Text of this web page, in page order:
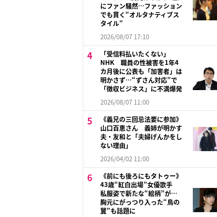
にファン騒然…ファッション
でも貫く“オルタナティブス
タイル”
2026/08/07 17:10
「受信料払いたくない」
NHK 職員の性被害を1年4
カ月後に公表も「加害者」は
明かさず…“ずさん対応”で
「徴収ビジネス」に不満爆発
2026/08/07 11:00
《義兄の三回忌法要に参加》
山口百恵さん 義姉が明かす
夫・友和と「夫婦げんかをし
ない理由」
2026/04/02 11:00
《前にも後ろにもタトゥー》
43歳“紅白出場”女優歌手
私服姿で新たな“絵柄”が…
胸元にがっつり入った“鳥の
翼”も話題に